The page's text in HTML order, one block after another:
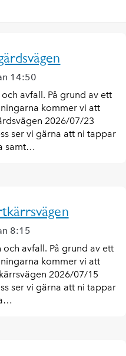
14:50
avfall. På grund av ett
kommer vi att
2026/07/23
ser vi gärna att ni tappar
samt…
8:15
avfall. På grund av ett
kommer vi att
2026/07/15
ser vi gärna att ni tappar